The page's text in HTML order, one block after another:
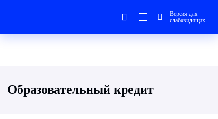
Версия для
слабовидящих
Образовательный кредит